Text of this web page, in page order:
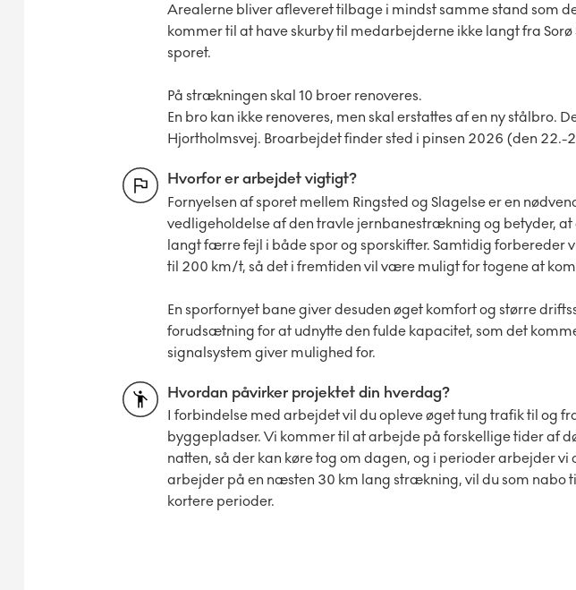
Arealerne bliver afleveret tilbage i mindst samme stand som
kommer til at have skurby til medarbejderne ikke langt fra Sorø
sporet.
På strækningen skal 10 broer renoveres.
En bro kan ikke renoveres, men skal erstattes af en ny stålbro.
Hjortholmsvej. Broarbejdet finder sted i pinsen 2026 (den 22.-
Hvorfor er arbejdet vigtigt?
Fornyelsen af sporet mellem Ringsted og Slagelse er en
vedligeholdelse af den travle jernbanestrækning og betyder, at
langt færre fejl i både spor og sporskifter. Samtidig forbereder
til 200 km/t, så det i fremtiden vil være muligt for togene at
En sporfornyet bane giver desuden øget komfort og større
forudsætning for at udnytte den fulde kapacitet, som det
signalsystem giver mulighed for.
Hvordan påvirker projektet din hverdag?
I forbindelse med arbejdet vil du opleve øget tung trafik til og
byggepladser. Vi kommer til at arbejde på forskellige tider af
natten, så der kan køre tog om dagen, og i perioder arbejder vi
arbejder på en næsten 30 km lang strækning, vil du som nabo
kortere perioder.